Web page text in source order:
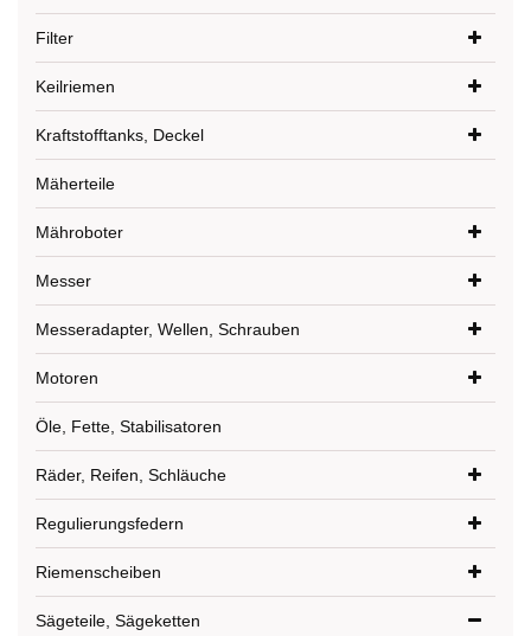
Filter
Keilriemen
Kraftstofftanks, Deckel
Mäherteile
Mähroboter
Messer
Messeradapter, Wellen, Schrauben
Motoren
Öle, Fette, Stabilisatoren
Räder, Reifen, Schläuche
Regulierungsfedern
Riemenscheiben
Sägeteile, Sägeketten